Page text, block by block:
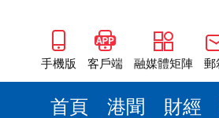
手機版 客戶端 融媒體矩陣 郵
首頁 港聞 財經